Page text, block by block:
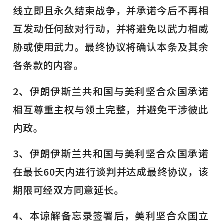
线立即且永久结束战争，并承诺今后不再相
互发动任何敌对行动，并将避免以武力相威
胁或使用武力。最终协议将确认本条及其余
各条款的内容。
2、伊朗伊斯兰共和国与美利坚合众国承诺
相互尊重主权与领土完整，并避免干涉彼此
内政。
3、伊朗伊斯兰共和国与美利坚合众国承诺
在最长60天内进行谈判并达成最终协议，该
期限可经双方同意延长。
4、本谅解备忘录签署后，美利坚合众国立